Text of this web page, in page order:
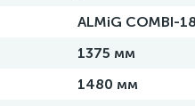
ALMiG COMBI-
1375 мм
1480 мм